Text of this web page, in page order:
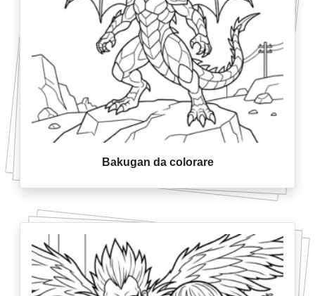
Bakugan da colorare